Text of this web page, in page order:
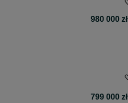
980 000 zł
799 000 zł